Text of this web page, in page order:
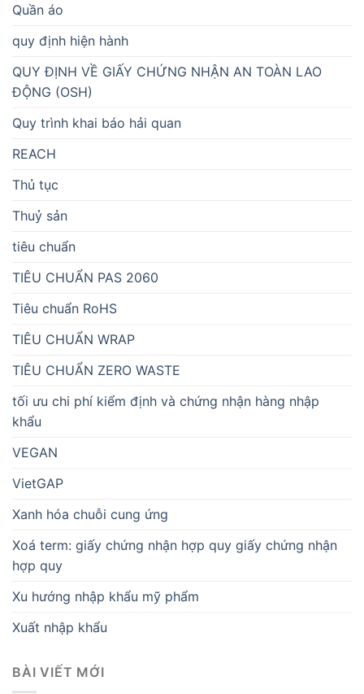
Quần áo
quy định hiện hành
QUY ĐỊNH VỀ GIẤY CHỨNG NHẬN AN TOÀN LAO
ĐỘNG (OSH)
Quy trình khai báo hải quan
REACH
Thủ tục
Thuỷ sản
tiêu chuẩn
TIÊU CHUẨN PAS 2060
Tiêu chuẩn RoHS
TIÊU CHUẨN WRAP
TIÊU CHUẨN ZERO WASTE
tối ưu chi phí kiểm định và chứng nhận hàng nhập
khẩu
VEGAN
VietGAP
Xanh hóa chuỗi cung ứng
Xoá term: giấy chứng nhận hợp quy giấy chứng nhận
hợp quy
Xu hướng nhập khẩu mỹ phẩm
Xuất nhập khẩu
BÀI VIẾT MỚI